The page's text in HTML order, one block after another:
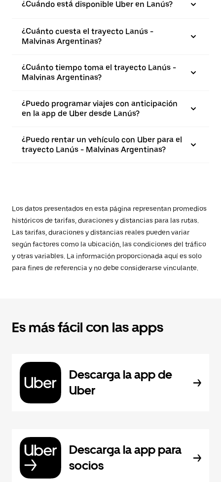
¿Cuándo está disponible Uber en Lanús?
¿Cuánto cuesta el trayecto Lanús -
Malvinas Argentinas?
¿Cuánto tiempo toma el trayecto Lanús -
Malvinas Argentinas?
¿Puedo programar viajes con anticipación
en la app de Uber desde Lanús?
¿Puedo rentar un vehículo con Uber para el
trayecto Lanús - Malvinas Argentinas?
Los datos presentados en esta página representan promedios
históricos de tarifas, duraciones y distancias para las rutas.
Las tarifas, duraciones y distancias reales pueden variar
según factores como la ubicación, las condiciones del tráfico
y otras variables. La información proporcionada aquí es solo
para fines de referencia y no debe considerarse vinculante.
Es más fácil con las apps
Descarga la app de
Uber
Descarga la app para
socios